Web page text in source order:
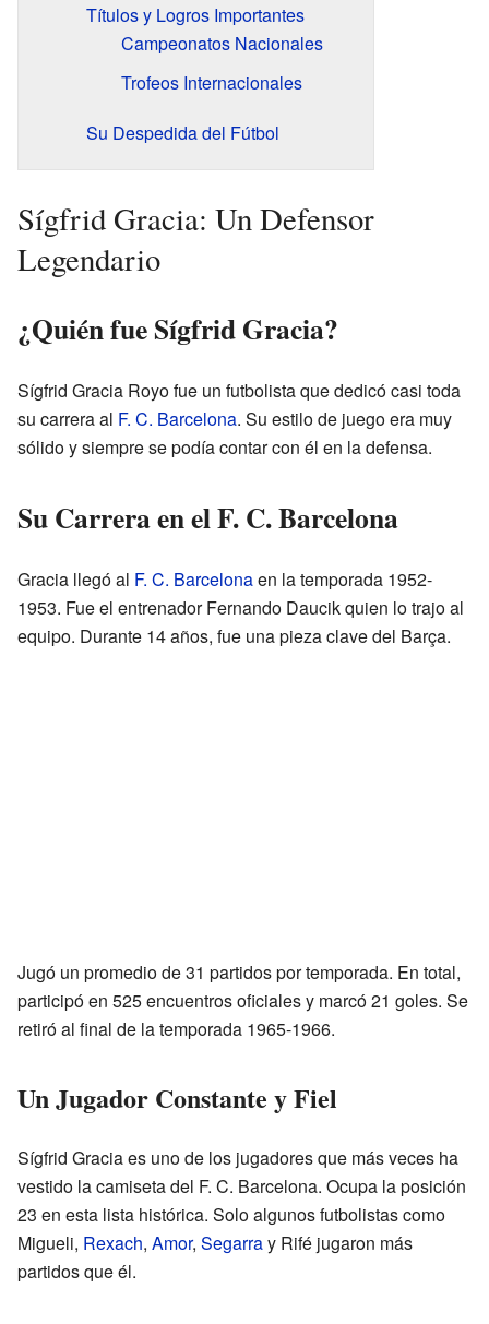
Títulos y Logros Importantes
Campeonatos Nacionales
Trofeos Internacionales
Su Despedida del Fútbol
Sígfrid Gracia: Un Defensor
Legendario
¿Quién fue Sígfrid Gracia?
Sígfrid Gracia Royo fue un futbolista que dedicó casi toda
su carrera al F. C. Barcelona. Su estilo de juego era muy
sólido y siempre se podía contar con él en la defensa.
Su Carrera en el F. C. Barcelona
Gracia llegó al F. C. Barcelonaen la temporada 1952-
1953. Fue el entrenador Fernando Daucik quien lo trajo al
equipo. Durante 14 años, fue una pieza clave del Barça.
Jugó un promedio de 31 partidos por temporada. En total,
participó en 525 encuentros oficiales y marcó 21 goles. Se
retiró al final de la temporada 1965-1966.
Un Jugador Constante y Fiel
Sígfrid Gracia es uno de los jugadores que más veces ha
vestido la camiseta del F. C. Barcelona. Ocupa la posición
23 en esta lista histórica. Solo algunos futbolistas como
Migueli, Rexach, Amor, Segarray Rifé jugaron más
partidos que él.